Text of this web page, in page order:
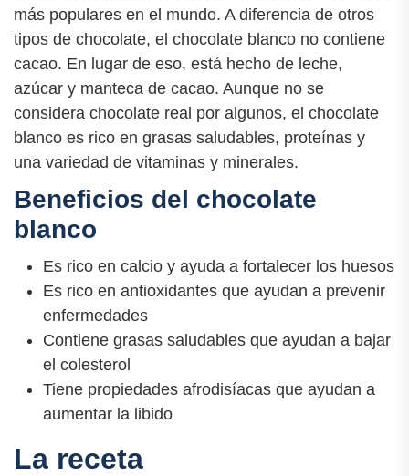
más populares en el mundo. A diferencia de otros
tipos de chocolate, el chocolate blanco no contiene
cacao. En lugar de eso, está hecho de leche,
azúcar y manteca de cacao. Aunque no se
considera chocolate real por algunos, el chocolate
blanco es rico en grasas saludables, proteínas y
una variedad de vitaminas y minerales.
Beneficios del chocolate
blanco
Es rico en calcio y ayuda a fortalecer los huesos
Es rico en antioxidantes que ayudan a prevenir
enfermedades
Contiene grasas saludables que ayudan a bajar
el colesterol
Tiene propiedades afrodisíacas que ayudan a
aumentar la libido
La receta